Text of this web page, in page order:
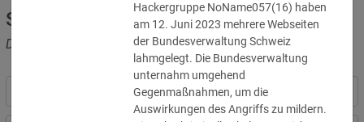
Sicherheitsvorfälle
Datenpannen, Cyber-Angriffe und Schwachstellen
Hackergruppe NoName057(16) haben
am 12. Juni 2023 mehrere Webseiten
der Bundesverwaltung Schweiz
lahmgelegt. Die Bundesverwaltung
unternahm umgehend
Gegenmaßnahmen, um die
Auswirkungen des Angriffs zu mildern.